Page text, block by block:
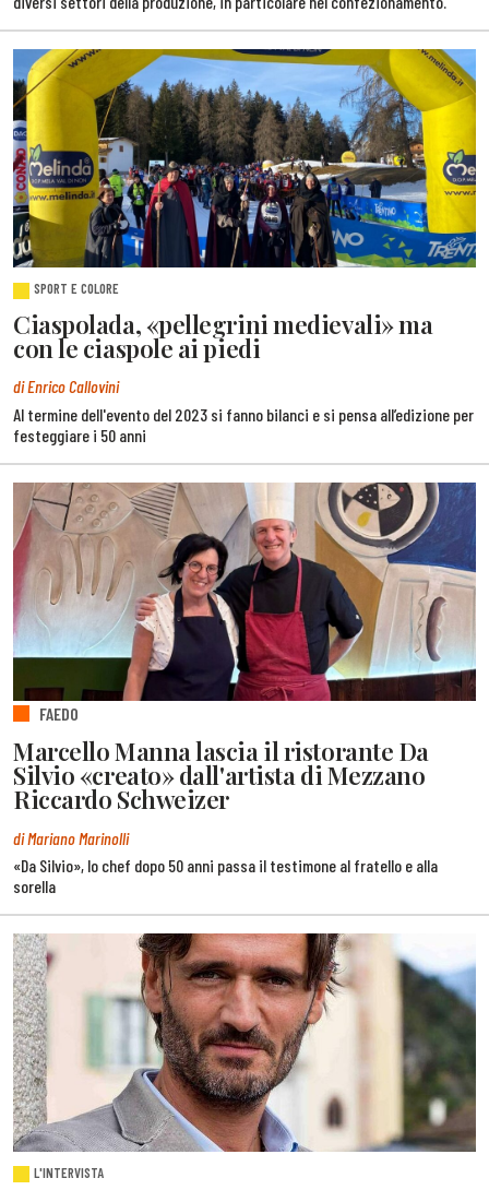
SPORT E COLORE
Ciaspolada, «pellegrini medievali» ma
con le ciaspole ai piedi
di Enrico Callovini
Al termine dell'evento del 2023 si fanno bilanci e si pensa all’edizione per
festeggiare i 50 anni
FAEDO
Marcello Manna lascia il ristorante Da
Silvio «creato» dall'artista di Mezzano
Riccardo Schweizer
di Mariano Marinolli
«Da Silvio», lo chef dopo 50 anni passa il testimone al fratello e alla
sorella
L'INTERVISTA